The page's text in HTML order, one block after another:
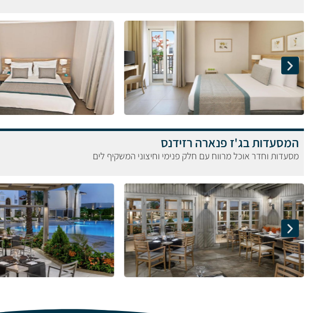
המסעדות בג'ז פנארה רזידנס
מסעדות וחדר אוכל מרווח עם חלק פנימי וחיצוני המשקיף לים